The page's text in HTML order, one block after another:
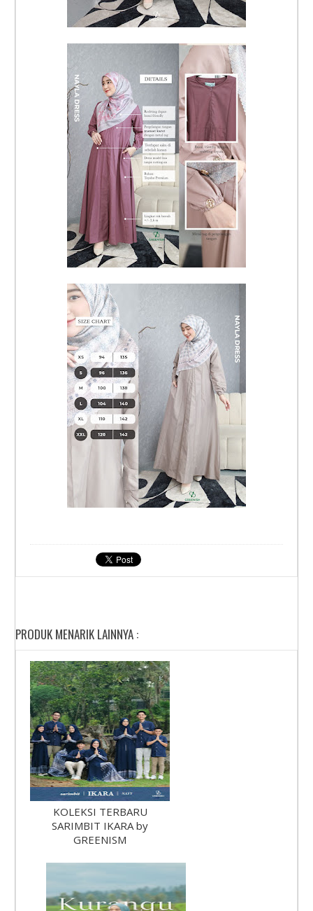
PRODUK MENARIK LAINNYA :
KOLEKSI TERBARU
SARIMBIT IKARA by
GREENISM